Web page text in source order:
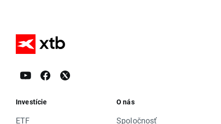
Investície
ETF
O nás
Spoločnosť